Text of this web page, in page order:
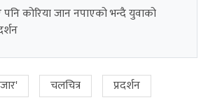
पनि कोरिया जान नपाएको भन्दै युवाको
चलचित्र
प्रदर्शन